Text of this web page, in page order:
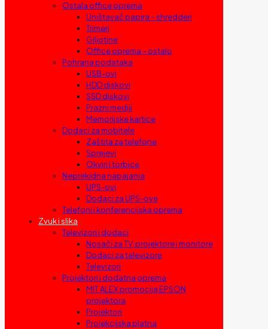
Ostala office oprema
Uništavač papira – shredderi
Trimeri
Giljotine
Office oprema – ostalo
Pohrana podataka
USB-ovi
HDD diskovi
SSD diskovi
Prazni mediji
Memorijske kartice
Dodaci za mobitele
Zaštita za telefone
Sprejevi
Okviri i torbice
Neprekidna napajanja
UPS-ovi
Dodaci za UPS-ove
Telefoni i konferencijska oprema
Zvuk i slika
Televizori i dodaci
Nosači za TV, projektore i monitore
Dodaci za televizore
Televizori
Projektori i dodatna oprema
MIT ALEX promocija EPSON
projektora
Projektori
Projekcijska platna